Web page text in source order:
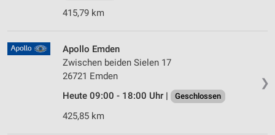
415,79 km
❯
Apollo Emden
Zwischen beiden Sielen 17
26721 Emden
Heute 09:00 - 18:00 Uhr |
Geschlossen
425,85 km